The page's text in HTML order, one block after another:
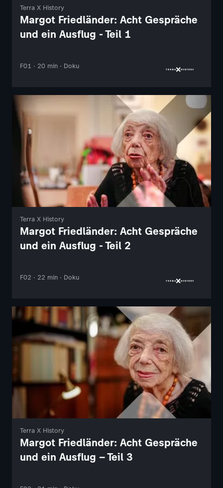
Terra X History
Margot Friedländer: Acht Gespräche
und ein Ausflug - Teil 1
F01 · 20 min · Doku
Terra X History
Margot Friedländer: Acht Gespräche
und ein Ausflug - Teil 2
F02 · 22 min · Doku
Terra X History
Margot Friedländer: Acht Gespräche
und ein Ausflug – Teil 3